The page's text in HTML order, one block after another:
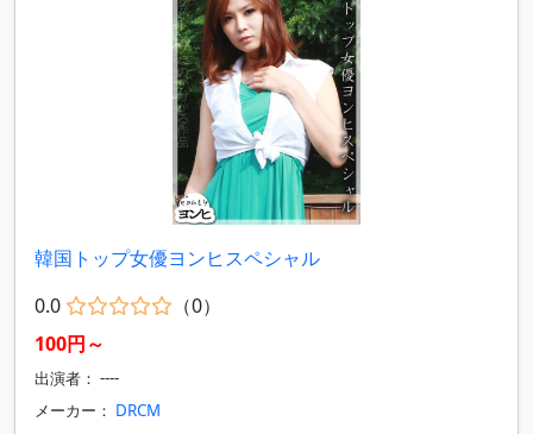
韓国トップ女優ヨンヒスペシャル
0.0
（0）
100円～
出演者： ----
メーカー： DRCM